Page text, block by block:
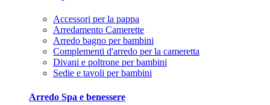
Accessori per la pappa
Arredamento Camerette
Arredo bagno per bambini
Complementi d'arredo per la cameretta
Divani e poltrone per bambini
Sedie e tavoli per bambini
Arredo Spa e benessere